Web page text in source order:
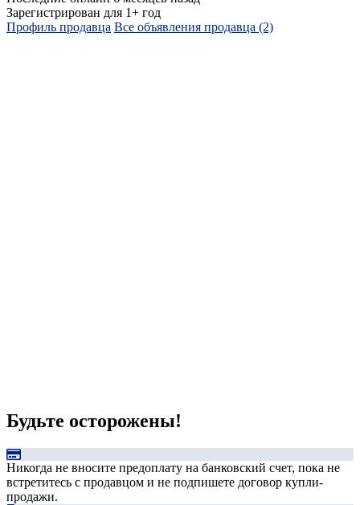
Зарегистрирован для 1+ год
Профиль продавца Все объявления продавца (2)
Будьте осторожены!
Никогда не вносите предоплату на банковский счет, пока не
встретитесь с продавцом и не подпишете договор купли-
продажи.